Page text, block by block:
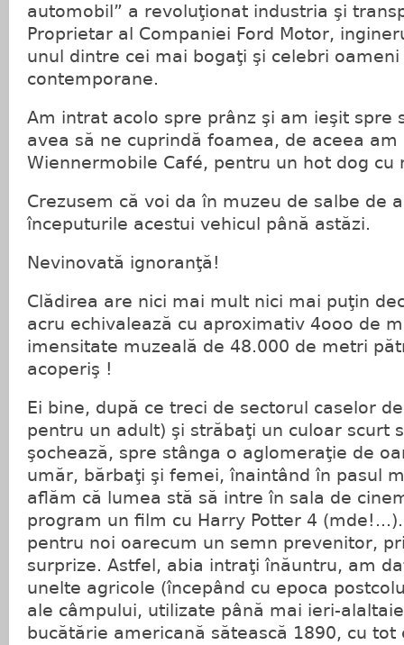
automobil” a revoluţionat industria şi
Proprietar al Companiei Ford Motor,
unul dintre cei mai bogaţi şi celebri
contemporane.
Am intrat acolo spre prânz şi am ieşit spre
avea să ne cuprindă foamea, de aceea am
Wiennermobile Café, pentru un hot dog cu
Crezusem că voi da în muzeu de salbe de
începuturile acestui vehicul până astăzi.
Nevinovată ignoranţă!
Clădirea are nici mai mult nici mai puţin
acru echivalează cu aproximativ 4ooo de
imensitate muzeală de 48.000 de metri
acoperiş !
Ei bine, după ce treci de sectorul caselor
pentru un adult) şi străbaţi un culoar scurt
şochează, spre stânga o aglomeraţie de
umăr, bărbaţi şi femei, înaintând în pasul
aflăm că lumea stă să intre în sala de
program un film cu Harry Potter 4
pentru noi oarecum un semn prevenitor,
surprize. Astfel, abia intraţi înăuntru, am
unelte agricole (începând cu epoca
ale câmpului, utilizate până mai ieri-
bucătărie americană sătească 1890, cu